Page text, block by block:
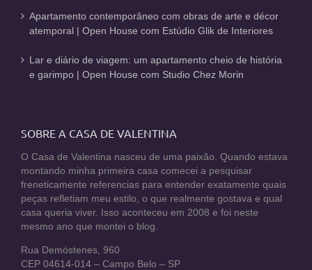
Apartamento contemporâneo com obras de arte e décor
atemporal | Open House com Estúdio Glik de Interiores
Lar e diário de viagem: um apartamento cheio de história
e garimpo | Open House com Studio Chez Morin
SOBRE A CASA DE VALENTINA
O Casa de Valentina nasceu de uma paixão. Quando estava
montando minha primeira casa comecei a pesquisar
freneticamente referencias para entender exatamente quais
peças refletiam meu estilo, o que realmente gostava e qual
casa queria viver. Isso aconteceu em 2008 e foi neste
mesmo ano que montei o blog.
Rua Demóstenes, 960
CEP 04614-014 – Campo Belo – SP